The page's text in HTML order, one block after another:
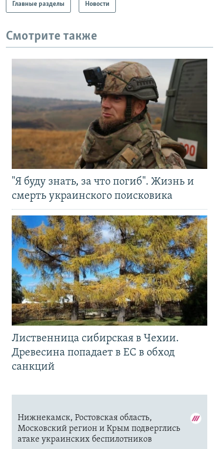
Главные разделы Новости
Смотрите также
"Я буду знать, за что погиб". Жизнь и
смерть украинского поисковика
Лиственница сибирская в Чехии.
Древесина попадает в ЕС в обход
санкций